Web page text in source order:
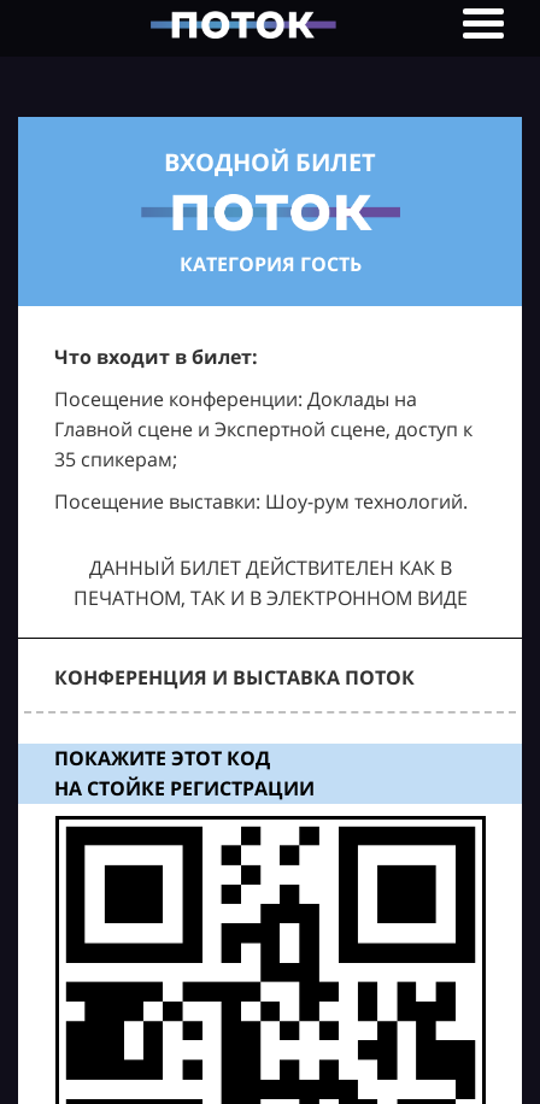
ВХОДНОЙ БИЛЕТ
КАТЕГОРИЯ ГОСТЬ
Что входит в билет:
Посещение конференции: Доклады на
Главной сцене и Экспертной сцене, доступ к
35 спикерам;
Посещение выставки: Шоу-рум технологий.
ДАННЫЙ БИЛЕТ ДЕЙСТВИТЕЛЕН КАК В
ПЕЧАТНОМ, ТАК И В ЭЛЕКТРОННОМ ВИДЕ
КОНФЕРЕНЦИЯ И ВЫСТАВКА ПОТОК
ПОКАЖИТЕ ЭТОТ КОД
НА СТОЙКЕ РЕГИСТРАЦИИ